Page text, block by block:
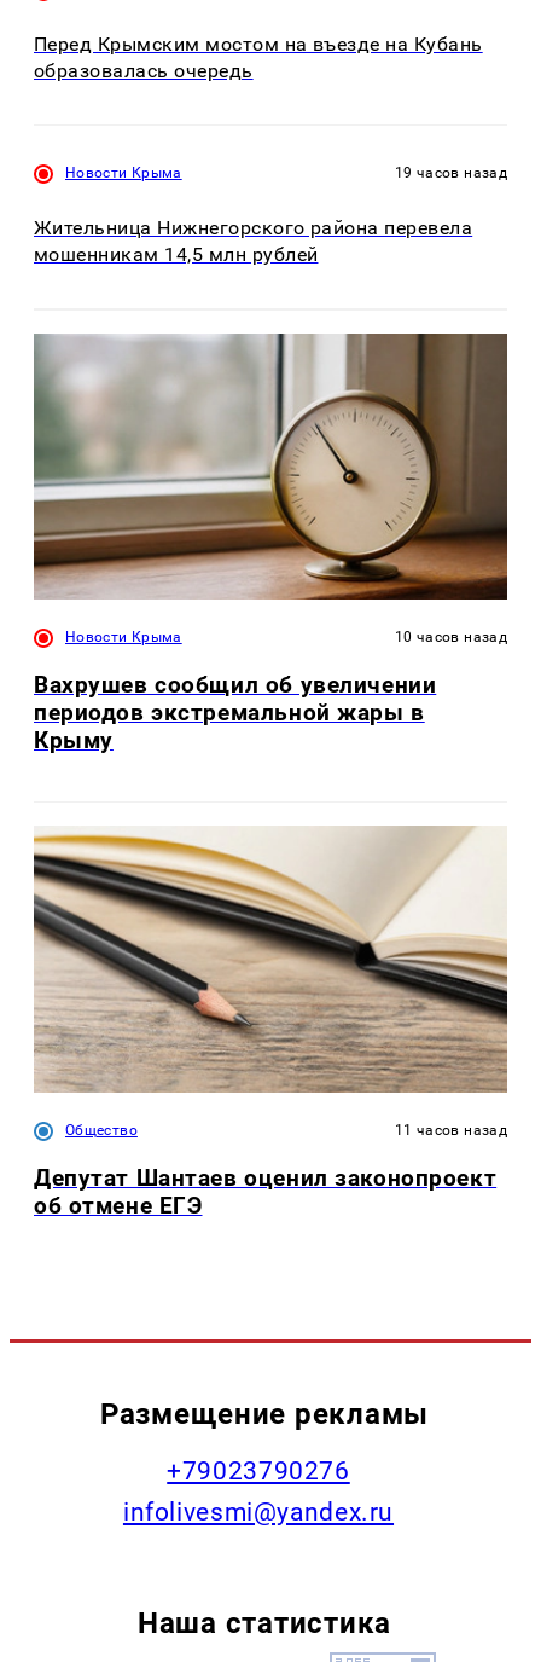
Перед Крымским мостом на въезде на Кубань
образовалась очередь
Новости Крыма 19 часов назад
Жительница Нижнегорского района перевела
мошенникам 14,5 млн рублей
Новости Крыма 10 часов назад
Вахрушев сообщил об увеличении
периодов экстремальной жары в
Крыму
Общество 11 часов назад
Депутат Шантаев оценил законопроект
об отмене ЕГЭ
Размещение рекламы
+79023790276
infolivesmi@yandex.ru
Наша статистика